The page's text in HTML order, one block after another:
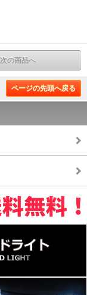
次の商品へ
ページの先頭へ戻る